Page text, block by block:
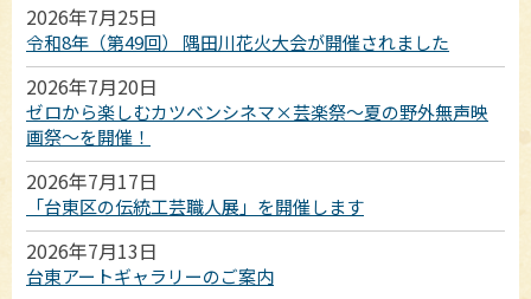
2026年7月25日
令和8年（第49回） 隅田川花火大会が開催されました
2026年7月20日
ゼロから楽しむカツベンシネマ×芸楽祭～夏の野外無声映
画祭～を開催！
2026年7月17日
「台東区の伝統工芸職人展」を開催します
2026年7月13日
台東アートギャラリーのご案内